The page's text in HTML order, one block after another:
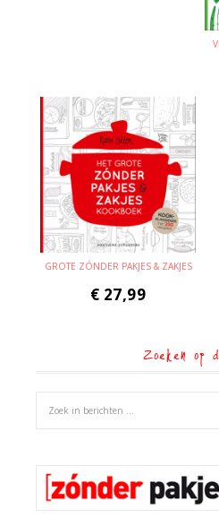
GROTE ZÓNDER PAKJES & ZAKJES
€ 27,99
Zoeken op